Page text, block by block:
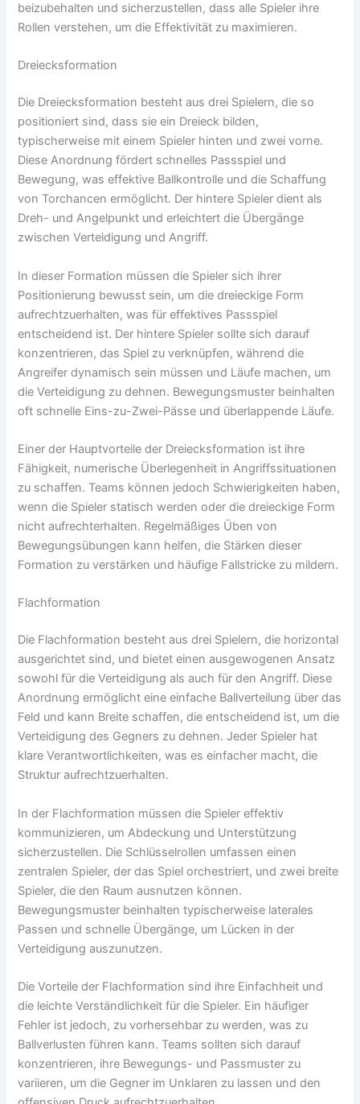
beizubehalten und sicherzustellen, dass alle Spieler ihre
Rollen verstehen, um die Effektivität zu maximieren.
Dreiecksformation
Die Dreiecksformation besteht aus drei Spielern, die so
positioniert sind, dass sie ein Dreieck bilden,
typischerweise mit einem Spieler hinten und zwei vorne.
Diese Anordnung fördert schnelles Passspiel und
Bewegung, was effektive Ballkontrolle und die Schaffung
von Torchancen ermöglicht. Der hintere Spieler dient als
Dreh- und Angelpunkt und erleichtert die Übergänge
zwischen Verteidigung und Angriff.
In dieser Formation müssen die Spieler sich ihrer
Positionierung bewusst sein, um die dreieckige Form
aufrechtzuerhalten, was für effektives Passspiel
entscheidend ist. Der hintere Spieler sollte sich darauf
konzentrieren, das Spiel zu verknüpfen, während die
Angreifer dynamisch sein müssen und Läufe machen, um
die Verteidigung zu dehnen. Bewegungsmuster beinhalten
oft schnelle Eins-zu-Zwei-Pässe und überlappende Läufe.
Einer der Hauptvorteile der Dreiecksformation ist ihre
Fähigkeit, numerische Überlegenheit in Angriffssituationen
zu schaffen. Teams können jedoch Schwierigkeiten haben,
wenn die Spieler statisch werden oder die dreieckige Form
nicht aufrechterhalten. Regelmäßiges Üben von
Bewegungsübungen kann helfen, die Stärken dieser
Formation zu verstärken und häufige Fallstricke zu mildern.
Flachformation
Die Flachformation besteht aus drei Spielern, die horizontal
ausgerichtet sind, und bietet einen ausgewogenen Ansatz
sowohl für die Verteidigung als auch für den Angriff. Diese
Anordnung ermöglicht eine einfache Ballverteilung über das
Feld und kann Breite schaffen, die entscheidend ist, um die
Verteidigung des Gegners zu dehnen. Jeder Spieler hat
klare Verantwortlichkeiten, was es einfacher macht, die
Struktur aufrechtzuerhalten.
In der Flachformation müssen die Spieler effektiv
kommunizieren, um Abdeckung und Unterstützung
sicherzustellen. Die Schlüsselrollen umfassen einen
zentralen Spieler, der das Spiel orchestriert, und zwei breite
Spieler, die den Raum ausnutzen können.
Bewegungsmuster beinhalten typischerweise laterales
Passen und schnelle Übergänge, um Lücken in der
Verteidigung auszunutzen.
Die Vorteile der Flachformation sind ihre Einfachheit und
die leichte Verständlichkeit für die Spieler. Ein häufiger
Fehler ist jedoch, zu vorhersehbar zu werden, was zu
Ballverlusten führen kann. Teams sollten sich darauf
konzentrieren, ihre Bewegungs- und Passmuster zu
variieren, um die Gegner im Unklaren zu lassen und den